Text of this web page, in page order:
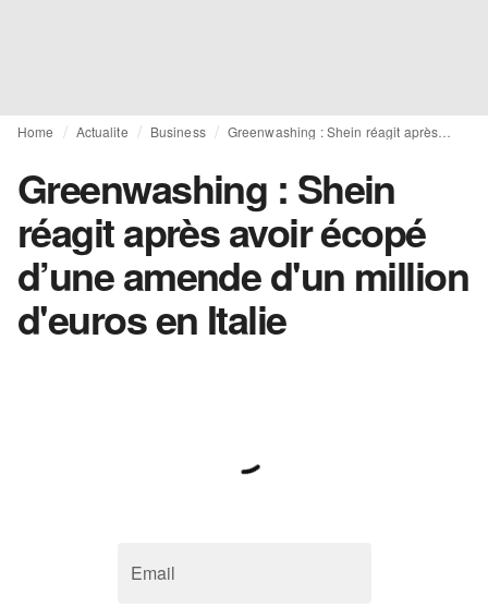
Home Actualite Business
Greenwashing : Shein
réagit après avoir écopé
d’une amende d'un million
d'euros en Italie
Email